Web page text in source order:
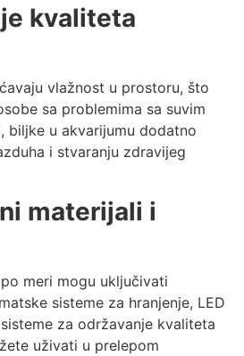
kvaliteta
vlažnost u prostoru, što
sa problemima sa suvim
biljke u akvarijumu dodatno
i stvaranju zdravijeg
materijali i
meri mogu uključivati
sisteme za hranjenje, LED
za održavanje kvaliteta
uživati u prelepom